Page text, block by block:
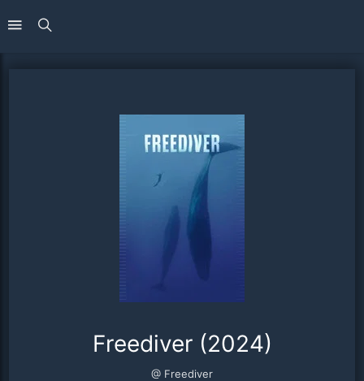
Freediver (2024)
@ Freediver